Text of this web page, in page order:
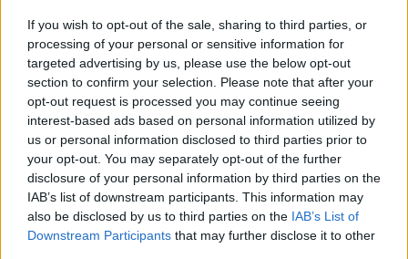
If you wish to opt-out of the sale, sharing to third parties, or
processing of your personal or sensitive information for
targeted advertising by us, please use the below opt-out
section to confirm your selection. Please note that after your
opt-out request is processed you may continue seeing
interest-based ads based on personal information utilized by
us or personal information disclosed to third parties prior to
your opt-out. You may separately opt-out of the further
disclosure of your personal information by third parties on the
IAB’s list of downstream participants. This information may
also be disclosed by us to third parties on the IAB’s List of
Downstream Participants that may further disclose it to other